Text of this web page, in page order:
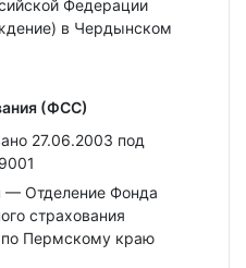
Федерации
в Чердынском
(ФСС)
27.06.2003 под
— Отделение Фонда
страхования
Пермскому краю